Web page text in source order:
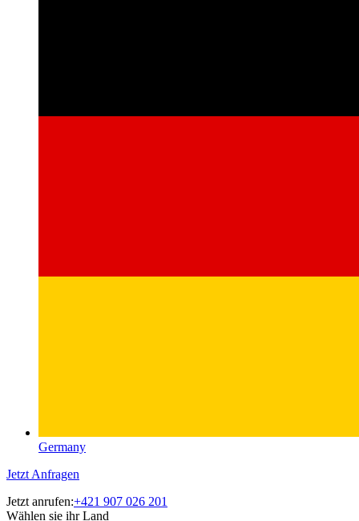
Germany
Jetzt Anfragen
Jetzt anrufen:+421 907 026 201
Wählen sie ihr Land